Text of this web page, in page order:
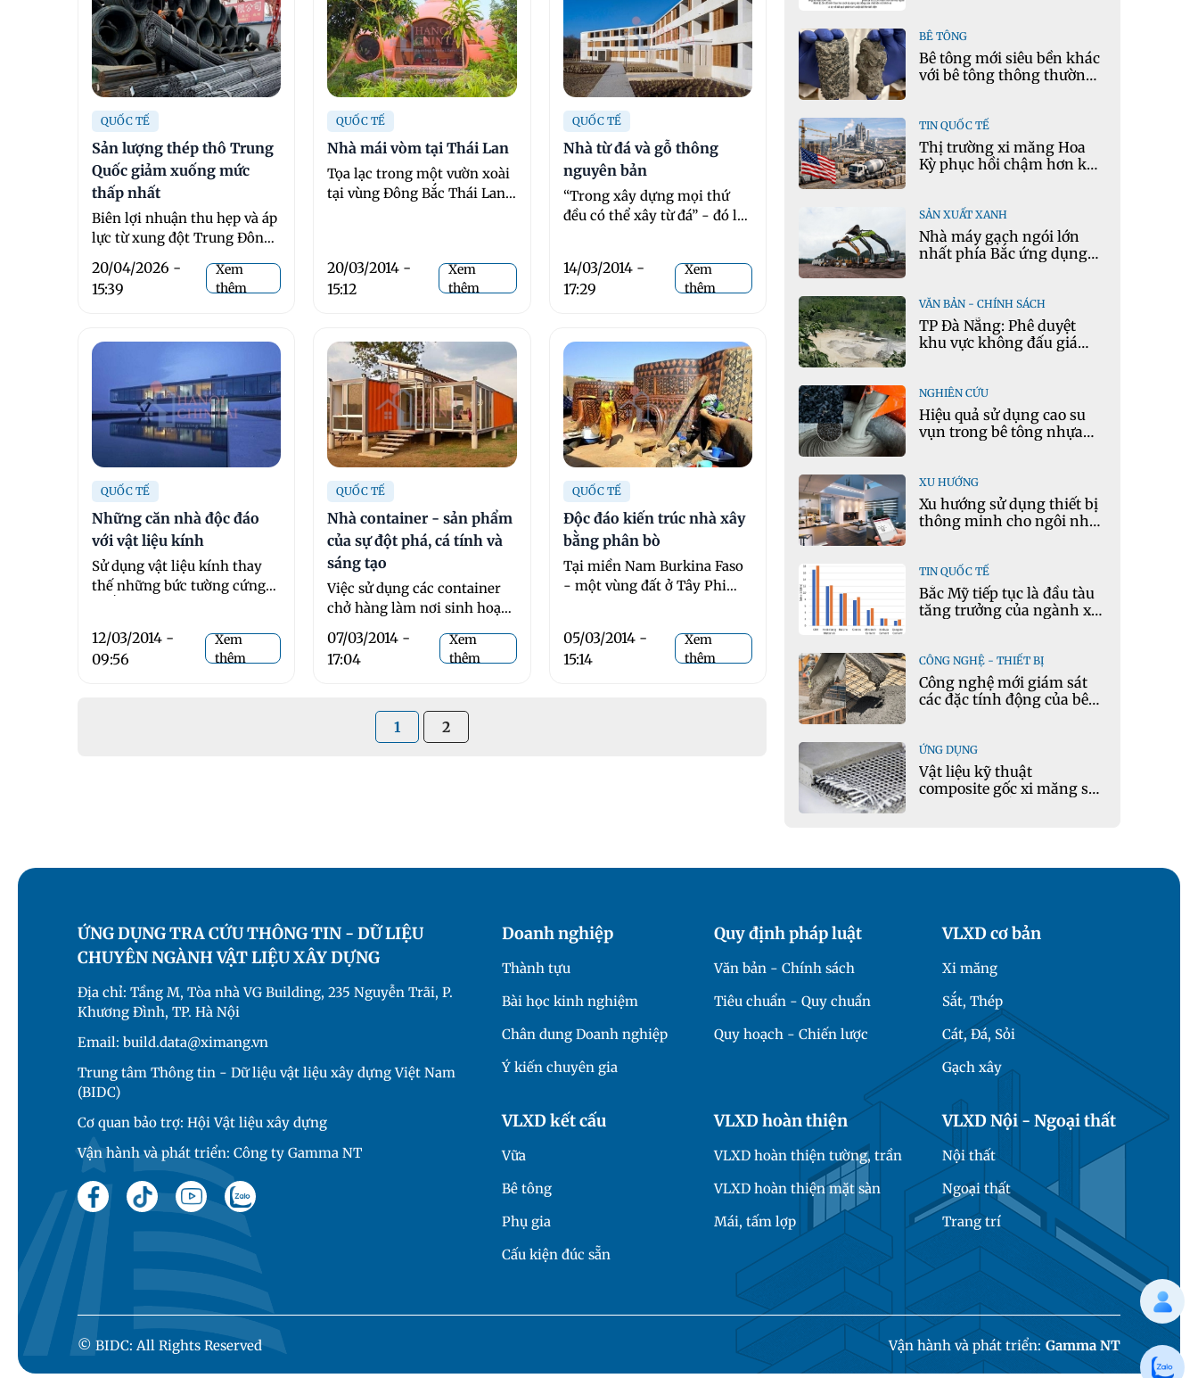
QUỐC TẾ
Sản lượng thép thô Trung
Quốc giảm xuống mức
thấp nhất
Biên lợi nhuận thu hẹp và áp
lực từ xung đột Trung Đông
20/04/2026 -
15:39
Xem
thêm
QUỐC TẾ
Nhà mái vòm tại Thái Lan
Tọa lạc trong một vườn xoài
tại vùng Đông Bắc Thái Lan,
20/03/2014 -
15:12
Xem
thêm
QUỐC TẾ
Nhà từ đá và gỗ thông
nguyên bản
“Trong xây dựng mọi thứ
đều có thể xây từ đá” - đó là
Pháp ...
14/03/2014 -
17:29
Xem
thêm
QUỐC TẾ
Những căn nhà độc đáo
với vật liệu kính
Sử dụng vật liệu kính thay
thế những bức tường cứng
12/03/2014 -
09:56
Xem
thêm
QUỐC TẾ
Nhà container - sản phẩm
của sự đột phá, cá tính và
sáng tạo
Việc sử dụng các container
chở hàng làm nơi sinh hoạt
không phải là một điều gì
quá mới mẻ trong đời sống
hiện ...
07/03/2014 -
17:04
Xem
thêm
QUỐC TẾ
Độc đáo kiến trúc nhà xây
bằng phân bò
Tại miền Nam Burkina Faso
- một vùng đất ở Tây Phi
Tiébélé. ...
05/03/2014 -
15:14
Xem
thêm
1 2
BÊ TÔNG
Bê tông mới siêu bền khác
với bê tông thông thường
TIN QUỐC TẾ
Thị trường xi măng Hoa
Kỳ phục hồi chậm hơn kỳ
SẢN XUẤT XANH
Nhà máy gạch ngói lớn
nhất phía Bắc ứng dụng
VĂN BẢN - CHÍNH SÁCH
TP Đà Nẵng: Phê duyệt
khu vực không đấu giá
NGHIÊN CỨU
Hiệu quả sử dụng cao su
vụn trong bê tông nhựa
XU HƯỚNG
Xu hướng sử dụng thiết bị
thông minh cho ngôi nhà
TIN QUỐC TẾ
Bắc Mỹ tiếp tục là đầu tàu
tăng trưởng của ngành xi
CÔNG NGHỆ - THIẾT BỊ
Công nghệ mới giám sát
các đặc tính động của bê
ỨNG DỤNG
Vật liệu kỹ thuật
composite gốc xi măng sử
ỨNG DỤNG TRA CỨU THÔNG TIN - DỮ LIỆU
CHUYÊN NGÀNH VẬT LIỆU XÂY DỰNG
Địa chỉ: Tầng M, Tòa nhà VG Building, 235 Nguyễn Trãi, P.
Khương Đình, TP. Hà Nội
Email: build.data@ximang.vn
Trung tâm Thông tin - Dữ liệu vật liệu xây dựng Việt Nam
(BIDC)
Cơ quan bảo trợ: Hội Vật liệu xây dựng
Vận hành và phát triển: Công ty Gamma NT
Doanh nghiệp
Thành tựu
Bài học kinh nghiệm
Chân dung Doanh nghiệp
Ý kiến chuyên gia
VLXD kết cấu
Vữa
Bê tông
Phụ gia
Cấu kiện đúc sẵn
Quy định pháp luật
Văn bản - Chính sách
Tiêu chuẩn - Quy chuẩn
Quy hoạch - Chiến lược
VLXD hoàn thiện
VLXD hoàn thiện tường, trần
VLXD hoàn thiện mặt sàn
Mái, tấm lợp
VLXD cơ bản
Xi măng
Sắt, Thép
Cát, Đá, Sỏi
Gạch xây
VLXD Nội - Ngoại thất
Nội thất
Ngoại thất
Trang trí
© BIDC: All Rights Reserved Vận hành và phát triển: Gamma NT